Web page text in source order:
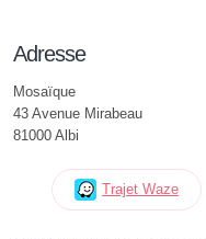
Adresse
Mosaïque
43 Avenue Mirabeau
81000 Albi
Trajet Waze